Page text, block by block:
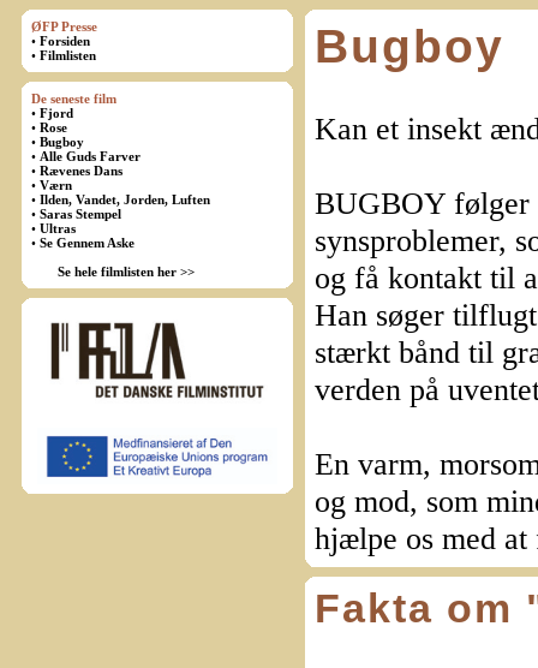
ØFP Presse
• Forsiden
• Filmlisten
De seneste film
• Fjord
• Rose
• Bugboy
• Alle Guds Farver
• Rævenes Dans
• Værn
• Ilden, Vandet, Jorden, Luften
• Saras Stempel
• Ultras
• Se Gennem Aske
Se hele filmlisten her >>
Bugboy
Kan et insekt
BUGBOY følger
synsproblemer,
og få kontakt til
Han søger
stærkt bånd til
verden på
En varm,
og mod, som
hjælpe os med at
Fakta om